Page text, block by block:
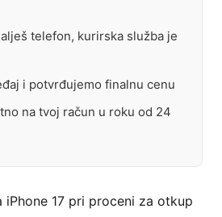
telefon, kurirska služba je
i potvrđujemo finalnu cenu
na tvoj račun u roku od 24